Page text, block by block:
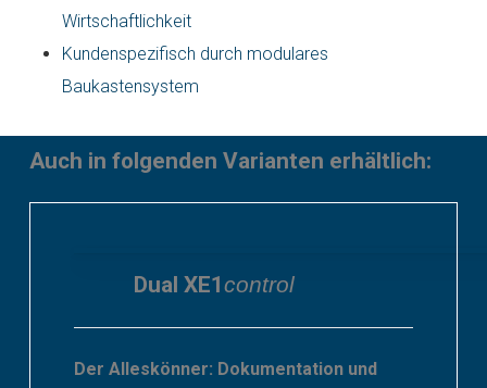
Wirtschaftlichkeit
Kundenspezifisch durch modulares
Baukastensystem
Auch in folgenden Varianten erhältlich:
Dual XE1control
Der Alleskönner: Dokumentation und